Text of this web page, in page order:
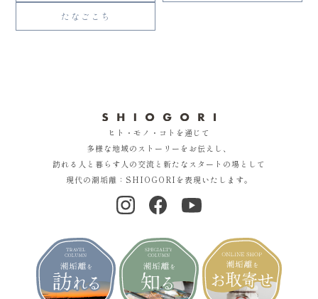
たなごこち
ヒト・モノ・コトを通じて
多様な地域のストーリーをお伝えし、
訪れる人と暮らす人の交流と新たなスタートの場として
現代の潮垢離：SHIOGORIを表現いたします。